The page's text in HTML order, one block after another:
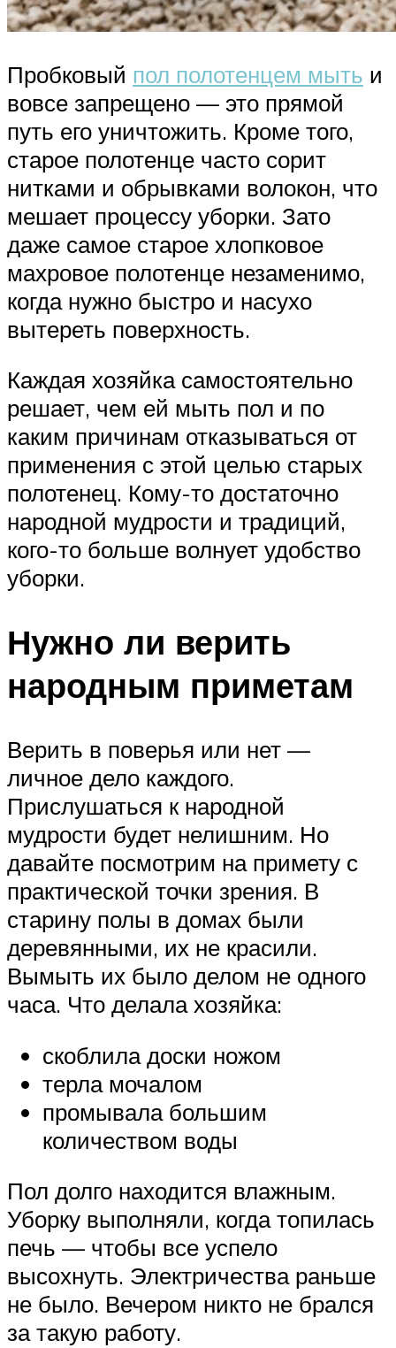
Пробковый пол полотенцем мыть и
вовсе запрещено — это прямой
путь его уничтожить. Кроме того,
старое полотенце часто сорит
нитками и обрывками волокон, что
мешает процессу уборки. Зато
даже самое старое хлопковое
махровое полотенце незаменимо,
когда нужно быстро и насухо
вытереть поверхность.
Каждая хозяйка самостоятельно
решает, чем ей мыть пол и по
каким причинам отказываться от
применения с этой целью старых
полотенец. Кому-то достаточно
народной мудрости и традиций,
кого-то больше волнует удобство
уборки.
Нужно ли верить
народным приметам
Верить в поверья или нет —
личное дело каждого.
Прислушаться к народной
мудрости будет нелишним. Но
давайте посмотрим на примету с
практической точки зрения. В
старину полы в домах были
деревянными, их не красили.
Вымыть их было делом не одного
часа. Что делала хозяйка:
скоблила доски ножом
терла мочалом
промывала большим
количеством воды
Пол долго находится влажным.
Уборку выполняли, когда топилась
печь — чтобы все успело
высохнуть. Электричества раньше
не было. Вечером никто не брался
за такую работу.